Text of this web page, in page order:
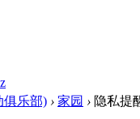
俱乐部) › 家园 › 隐私提